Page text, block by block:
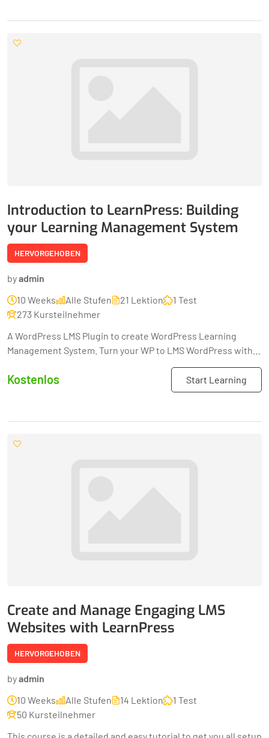
Introduction to LearnPress: Building
your Learning Management System
HERVORGEHOBEN
byadmin
10 Weeks
Alle Stufen 21 Lektion
1 Test
273 Kursteilnehmer
A WordPress LMS Plugin to create WordPress Learning
Management System. Turn your WP to LMS WordPress with
Kostenlos Start Learning
Create and Manage Engaging LMS
Websites with LearnPress
HERVORGEHOBEN
byadmin
10 Weeks
Alle Stufen 14 Lektion
1 Test
50 Kursteilnehmer